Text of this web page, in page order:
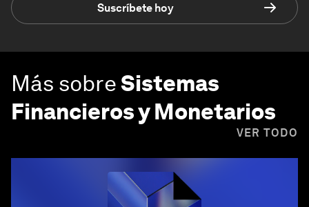
Suscríbete hoy
Más sobreSistemas
Financieros y Monetarios
VER TODO